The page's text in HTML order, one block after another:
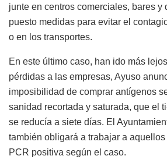
junte en centros comerciales, bares y
puesto medidas para evitar el
o en los transportes.
En este último caso, han ido más
pérdidas a las empresas, Ayuso
imposibilidad de comprar antígenos
sanidad recortada y saturada, que el
se reducía a siete días. El
también obligará a trabajar a
PCR positiva según el caso.